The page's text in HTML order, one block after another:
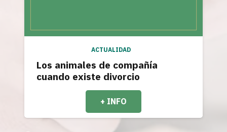
ACTUALIDAD
Los animales de compañía
cuando existe divorcio
+ INFO